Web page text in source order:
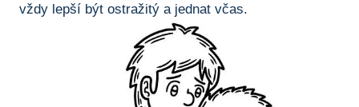
⁤vždy lepší být ostražitý ⁤a jednat‍ včas.